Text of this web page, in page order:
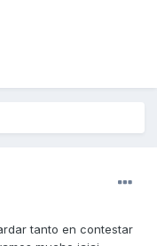
tanto en contestar